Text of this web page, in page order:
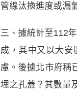
管線汰換進度或漏
三 、據統計至112
成，其中又以大安
慮。後據北市府稱
埋之孔蓋？其數量